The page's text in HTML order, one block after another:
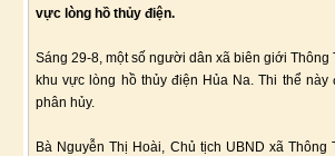
vực lòng hồ thủy điện.
Sáng 29-8, một số người dân xã biên giới
khu vực lòng hồ thủy điện Hủa Na. Thi thể
phân hủy.
Bà Nguyễn Thị Hoài, Chủ tịch UBND xã